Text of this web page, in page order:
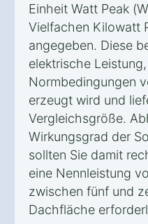
Einheit Watt Peak
Vielfachen Kilowatt
angegeben. Diese
elektrische
Normbedingungen
erzeugt wird und
Vergleichsgröße.
Wirkungsgrad der
sollten Sie damit
eine Nennleistung
zwischen fünf und
Dachfläche